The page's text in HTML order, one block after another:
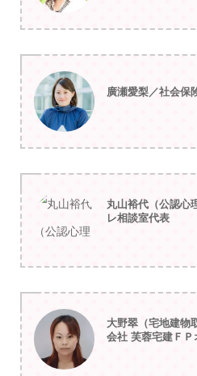
廣瀬愛梨／社会保
丸山裕代（公認心
レ相談室代表
大野翠（宅地建物
会社 芙蓉宅建ＦＰ